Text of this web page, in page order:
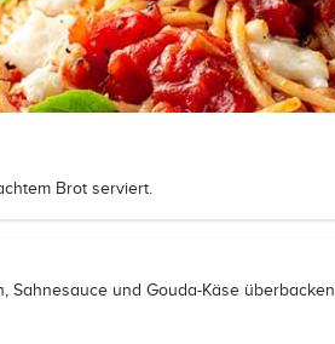
Brot serviert.
Sahnesauce und Gouda-Käse überbacken